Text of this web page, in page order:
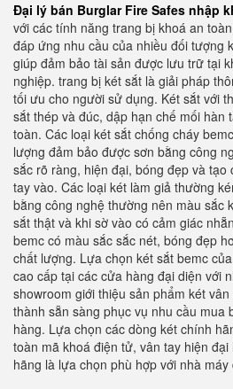
Đại lý bán Burglar Fire Safes nhập
với các tính năng trang bị khoá an
đáp ứng nhu cầu của nhiều đối tượng
giúp đảm bảo tài sản được lưu trữ tại
nghiệp. trang bị két sắt là giải pháp
tối ưu cho người sử dụng. Két sắt với
sắt thép và đúc, dập hạn chế mối hàn
toàn. Các loại két sắt chống cháy
lượng đảm bảo được sơn bằng công
sắc rõ ràng, hiện đại, bóng đẹp và tạo
tay vào. Các loại két làm giả thường
bằng công nghệ thường nên màu sắc
sắt thật và khi sờ vào có cảm giác
bemc có màu sắc sắc nét, bóng đẹp
chất lượng. Lựa chọn két sắt bemc
cao cấp tại các cửa hàng đại diện với
showroom giới thiệu sản phẩm két
thành sẵn sàng phục vụ nhu cầu mua
hàng. Lựa chọn các dòng két chính
toàn mã khoá điện tử, vân tay hiện
hãng là lựa chọn phù hợp với nhà